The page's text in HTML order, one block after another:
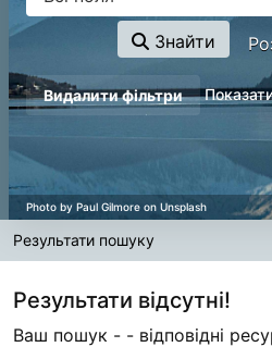
Знайти
page_reload_on_deselect_hint
Видалити фільтри
Результати пошуку
Результати відсутні!
Ваш пошук - - відповідні